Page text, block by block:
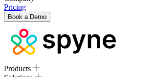
Pricing
Book a Demo
Products